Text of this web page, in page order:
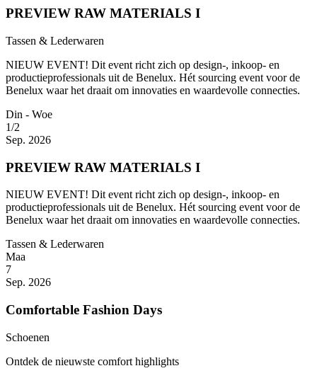
PREVIEW RAW MATERIALS I
Tassen & Lederwaren
NIEUW EVENT! Dit event richt zich op design-, inkoop- en
productieprofessionals uit de Benelux. Hét sourcing event voor de
Benelux waar het draait om innovaties en waardevolle connecties.
Din - Woe
1/2
Sep. 2026
PREVIEW RAW MATERIALS I
NIEUW EVENT! Dit event richt zich op design-, inkoop- en
productieprofessionals uit de Benelux. Hét sourcing event voor de
Benelux waar het draait om innovaties en waardevolle connecties.
Tassen & Lederwaren
Maa
7
Sep. 2026
Comfortable Fashion Days
Schoenen
Ontdek de nieuwste comfort highlights